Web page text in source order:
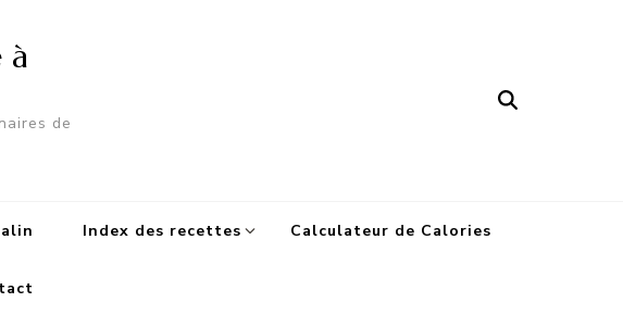
à
de
Index des recettes Calculateur de Calories